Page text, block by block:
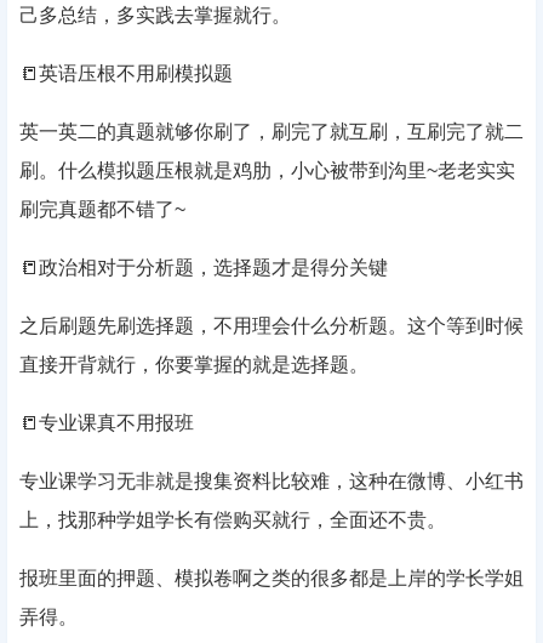
己多总结，多实践去掌握就行。
📒英语压根不用刷模拟题
英一英二的真题就够你刷了，刷完了就互刷，互刷完了就二
刷。什么模拟题压根就是鸡肋，小心被带到沟里~老老实实
刷完真题都不错了~
📒政治相对于分析题，选择题才是得分关键
之后刷题先刷选择题，不用理会什么分析题。这个等到时候
直接开背就行，你要掌握的就是选择题。
📒专业课真不用报班
专业课学习无非就是搜集资料比较难，这种在微博、小红书
上，找那种学姐学长有偿购买就行，全面还不贵。
报班里面的押题、模拟卷啊之类的很多都是上岸的学长学姐
弄得。